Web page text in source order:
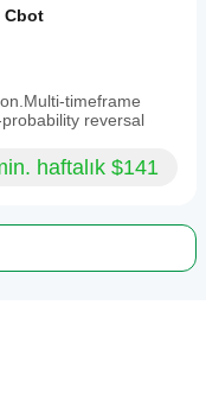
Cbot
timeframe
reversal
haftalık $141